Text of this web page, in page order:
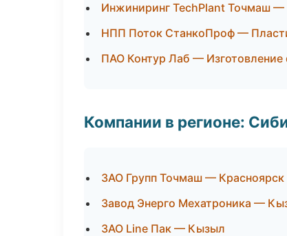
Инжиниринг TechPlant Точмаш —
НПП Поток СтанкоПроф —
ПАО Контур Лаб — Изготовление
Компании в регионе:
ЗАО Групп Точмаш — Красноярск
Завод Энерго Мехатроника —
ЗАО Line Пак — Кызыл